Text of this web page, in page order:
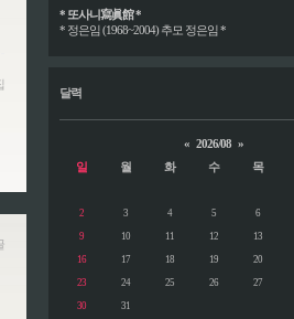
* 또사니寫眞館 *
* 정은임 (1968~2004) 추모 정은임 *
달력
« 2026/08 »
일
월 화 수 목
2 3 4 5 6
9 10 11 12 13
16 17 18 19 20
23 24 25 26 27
30 31